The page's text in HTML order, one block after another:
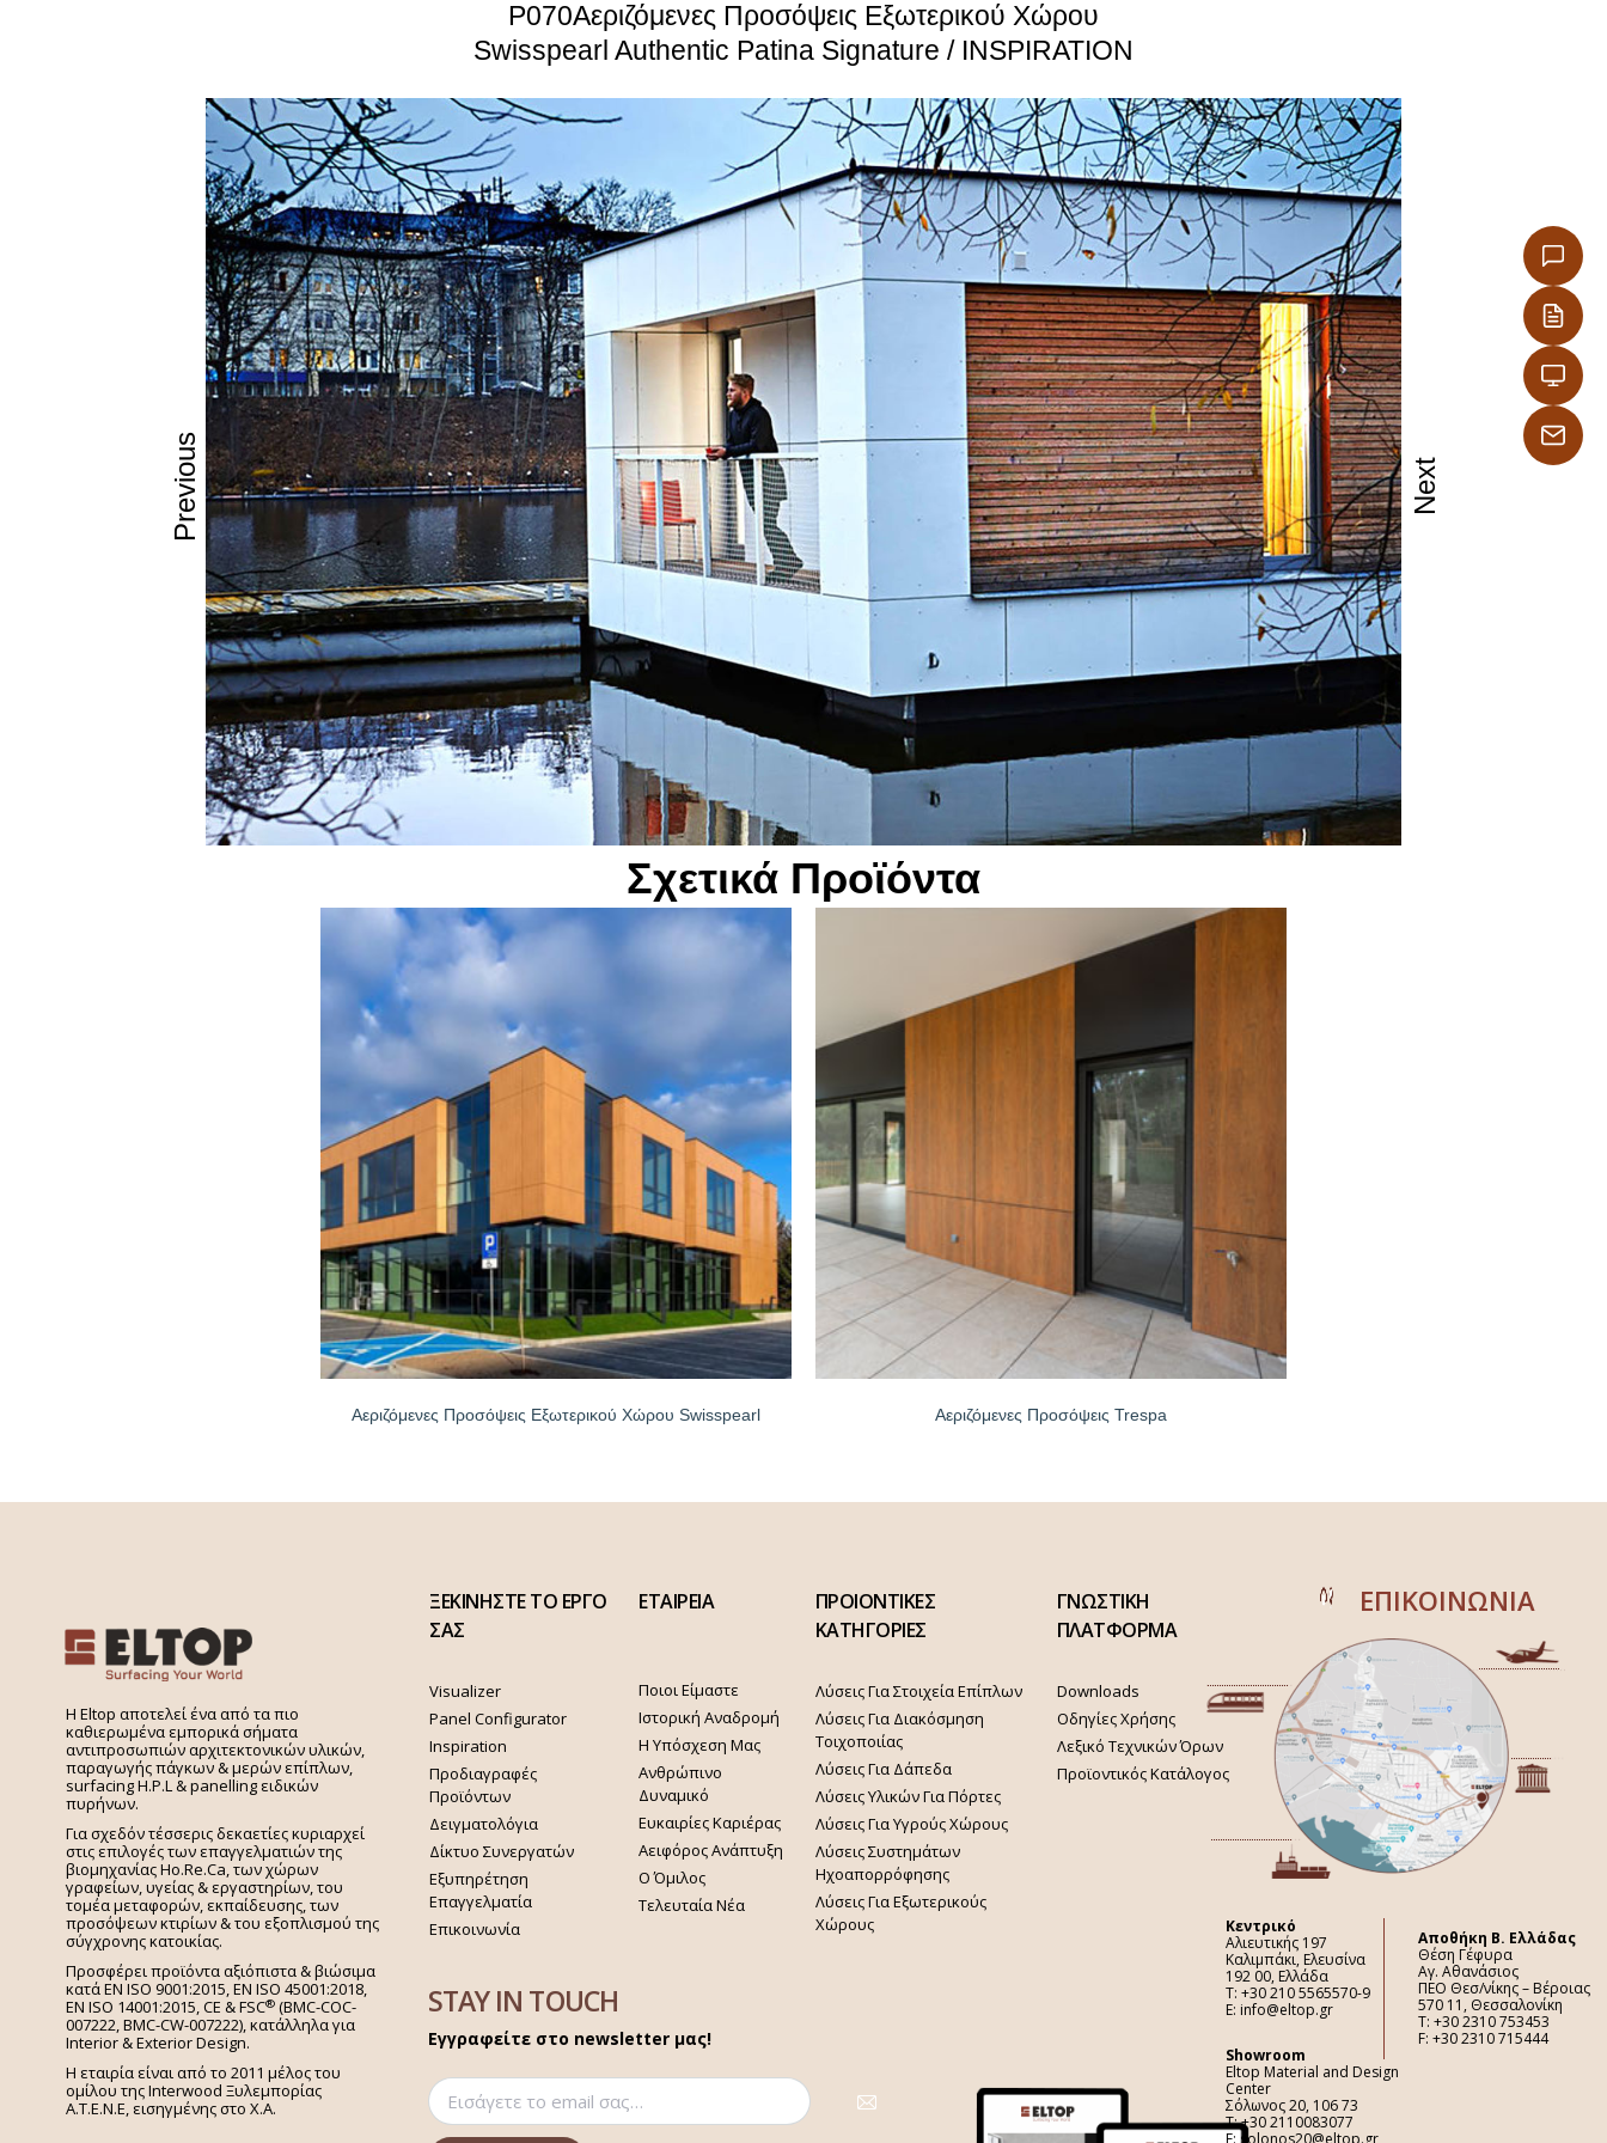
Ινοπλισμένη Τσιμεντοσανίδα
Επικάλυψη και
Επιφάνεια
Η διαδικασία κατασκευής της Swisspearl Patina δίνει στα
πανέλα μοναδική υφή και υδρόφοβη επιφάνεια.
Κατηγορία
Ακαυστότητας
A2 – s1, d0
Τοποθέτηση σε Αλουμινένιο, χαλύβδινο και ξύλινο σκελετό στήριξης
Μη εύφλεκτο
Τα πάνελ πρόσοψης Swisspearl είναι άκαυστα. Έχουν
εξαιρετικές τιμές συμπεριφοράς στη φωτιά και παρέχουν
την απαραίτητη ασφάλεια, ειδικά για πυκνή κατασκευή.
Χαμηλό κόστος
συντήρησης
Τα πάνελvSwisspearl είναι ανθεκτικά και έχουν χαμηλό
κόστος συντήρησης. Το εξαιρετικά ανθεκτικό φινίρισμα της
επιφάνειάς τους δεν απαιτεί επαναβαφή ακόμη και μετά
από χρόνια.
Μακράς διάρκειας
Τα ανθεκτικά πάνελ Swisspearl προστατεύουν βέλτιστα τη
δομή της πρόσοψης, εξασφαλίζοντας έτσι ένα
μακροχρόνιο και ασφαλές κτιριακό περίβλημα για
δεκαετίες.
Product characteristics
Φυσική και αυθεντική εμφάνιση
Λεπτές γραμμές λείανσης στην επιφάνεια
Η πατίνα ενισχύει την ατομική έκφραση του κτιρίου σας
Χαμηλό κόστος συντήρησης
P070Αεριζόμενες Προσόψεις Εξωτερικού Χώρου
Swisspearl Authentic Patina Signature / INSPIRATION
Previous Next
Σχετικά Προϊόντα
Αεριζόμενες Προσόψεις Εξωτερικού Χώρου Swisspearl Αεριζόμενες Προσόψεις Trespa
H Eltop αποτελεί ένα από τα πιο
καθιερωμένα εμπορικά σήματα
αντιπροσωπιών αρχιτεκτονικών υλικών,
παραγωγής πάγκων & μερών επίπλων,
surfacing H.P.L & panelling ειδικών
πυρήνων.
Για σχεδόν τέσσερις δεκαετίες κυριαρχεί
στις επιλογές των επαγγελματιών της
βιομηχανίας Ho.Re.Ca, των χώρων
γραφείων, υγείας & εργαστηρίων, του
τομέα μεταφορών, εκπαίδευσης, των
προσόψεων κτιρίων & του εξοπλισμού της
σύγχρονης κατοικίας.
Προσφέρει προϊόντα αξιόπιστα & βιώσιμα
κατά EN ISO 9001:2015, EN ISO 45001:2018,
EN ISO 14001:2015,CE & FSC® (BMC-COC-
007222, BMC-CW-007222), κατάλληλα για
Interior & Exterior Design.
Η εταιρία είναι από το 2011 μέλος του
ομίλου της Interwood Ξυλεμπορίας
Α.Τ.Ε.Ν.Ε, εισηγμένης στο Χ.A.
ΞΕΚΙΝΗΣΤΕ ΤΟ ΕΡΓΟ
ΣΑΣ
Visualizer
Panel Configurator
Inspiration
Προδιαγραφές
Προϊόντων
Δειγματολόγια
Δίκτυο Συνεργατών
Εξυπηρέτηση
Επαγγελματία
Επικοινωνία
ΕΤΑΙΡΕΙΑ
Ποιοι Είμαστε
Ιστορική Αναδρομή
Η Υπόσχεση Μας
Ανθρώπινο
Δυναμικό
Ευκαιρίες Καριέρας
Αειφόρος Ανάπτυξη
Ο Όμιλος
Τελευταία Νέα
ΠΡΟΙΟΝΤΙΚΕΣ
ΚΑΤΗΓΟΡΙΕΣ
Λύσεις Για Στοιχεία Επίπλων
Λύσεις Για Διακόσμηση
Τοιχοποιίας
Λύσεις Για Δάπεδα
Λύσεις Υλικών Για Πόρτες
Λύσεις Για Υγρούς Χώρους
Λύσεις Συστημάτων
Ηχοαπορρόφησης
Λύσεις Για Εξωτερικούς
Χώρους
ΓΝΩΣΤΙΚΗ
ΠΛΑΤΦΟΡΜΑ
Downloads
Οδηγίες Χρήσης
Λεξικό Τεχνικών Όρων
Προϊοντικός Κατάλογος
ΕΠΙΚΟΙΝΩΝΙΑ
Κεντρικό
Αλιευτικής 197
Καλιμπάκι, Ελευσίνα
192 00, Ελλάδα
Τ: +30 210 5565570-9
E: info@eltop.gr
Showroom
Eltop Material and Design
Center
Σόλωνος 20, 106 73
Τ: +30 2110083077
Aποθήκη Β. Ελλάδας
Θέση Γέφυρα
Αγ. Αθανάσιος
ΠΕΟ Θεσ/νίκης – Βέροιας
570 11, Θεσσαλονίκη
Τ: +30 2310 753453
F: +30 2310 715444
STAY IN TOUCH
Εγγραφείτε στο newsletter μας!